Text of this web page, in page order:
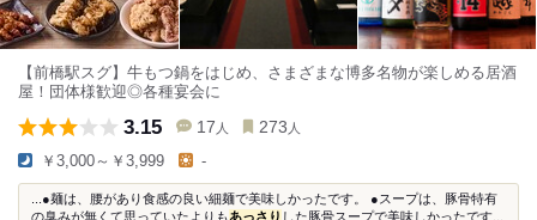
【前橋駅スグ】牛もつ鍋をはじめ、さまざまな博多名物が楽しめる居酒
屋！団体様歓迎◎各種宴会に
3.15 17 人 273 人
￥3,000～￥3,999 -
...●麺は、腰があり食感の良い細麺で美味しかったです。 ●スープは、豚骨特有
の臭みが無くて思っていたよりもあっさり した豚骨スープで美味しかったです...